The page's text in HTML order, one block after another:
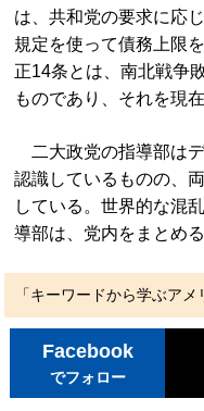
は、共和党の要求に応
規定を使って債務上限
正14条とは、南北戦争
ものであり、それを現
二大政党の指導部は
認識しているものの、
している。世界的な混
導部は、党内をまとめ
「キーワードから学ぶア
Facebook
でフォロー